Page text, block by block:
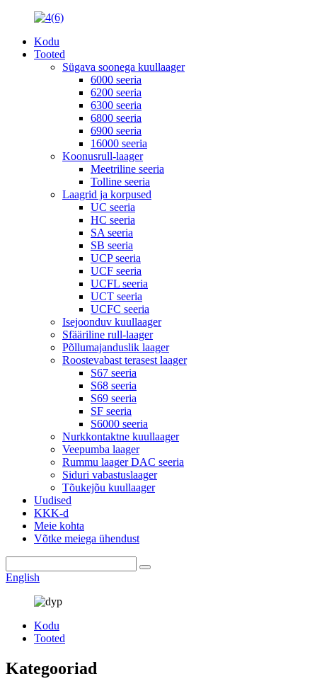
Kodu
Tooted
Sügava soonega kuullaager
6000 seeria
6200 seeria
6300 seeria
6800 seeria
6900 seeria
16000 seeria
Koonusrull-laager
Meetriline seeria
Tolline seeria
Laagrid ja korpused
UC seeria
HC seeria
SA seeria
SB seeria
UCP seeria
UCF seeria
UCFL seeria
UCT seeria
UCFC seeria
Isejoonduv kuullaager
Sfääriline rull-laager
Põllumajanduslik laager
Roostevabast terasest laager
S67 seeria
S68 seeria
S69 seeria
SF seeria
S6000 seeria
Nurkkontaktne kuullaager
Veepumba laager
Rummu laager DAC seeria
Siduri vabastuslaager
Tõukejõu kuullaager
Uudised
KKK-d
Meie kohta
Võtke meiega ühendust
English
Kodu
Tooted
Kategooriad